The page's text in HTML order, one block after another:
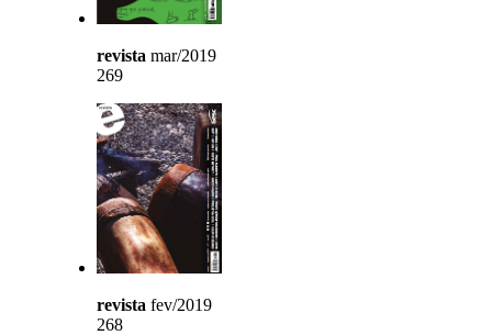
revista mar/2019
269
revista fev/2019
268